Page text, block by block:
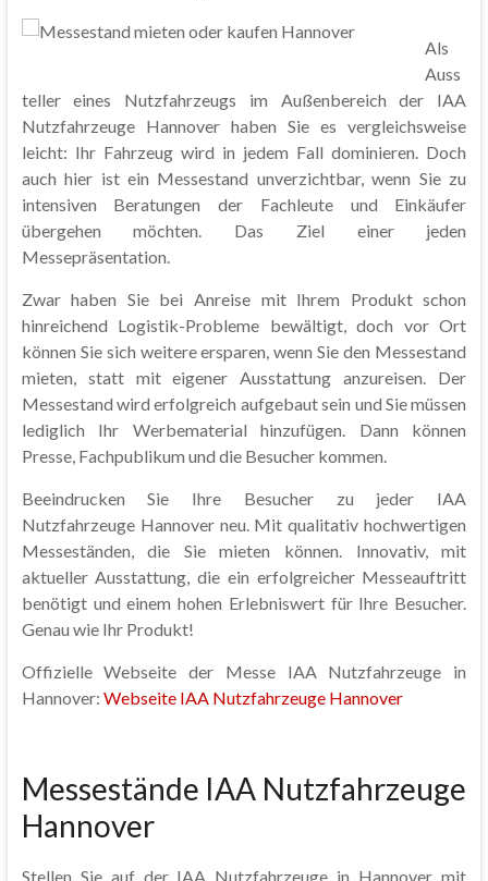
Als
Auss
teller eines Nutzfahrzeugs im Außenbereich der IAA
Nutzfahrzeuge Hannover haben Sie es vergleichsweise
leicht: Ihr Fahrzeug wird in jedem Fall dominieren. Doch
auch hier ist ein Messestand unverzichtbar, wenn Sie zu
intensiven Beratungen der Fachleute und Einkäufer
übergehen möchten. Das Ziel einer jeden
Messepräsentation.
Zwar haben Sie bei Anreise mit Ihrem Produkt schon
hinreichend Logistik-Probleme bewältigt, doch vor Ort
können Sie sich weitere ersparen, wenn Sie den Messestand
mieten, statt mit eigener Ausstattung anzureisen. Der
Messestand wird erfolgreich aufgebaut sein und Sie müssen
lediglich Ihr Werbematerial hinzufügen. Dann können
Presse, Fachpublikum und die Besucher kommen.
Beeindrucken Sie Ihre Besucher zu jeder IAA
Nutzfahrzeuge Hannover neu. Mit qualitativ hochwertigen
Messeständen, die Sie mieten können. Innovativ, mit
aktueller Ausstattung, die ein erfolgreicher Messeauftritt
benötigt und einem hohen Erlebniswert für Ihre Besucher.
Genau wie Ihr Produkt!
Offizielle Webseite der Messe IAA Nutzfahrzeuge in
Hannover: Webseite IAA Nutzfahrzeuge Hannover
Messestände IAA Nutzfahrzeuge
Hannover
Stellen Sie auf der IAA Nutzfahrzeuge in Hannover mit